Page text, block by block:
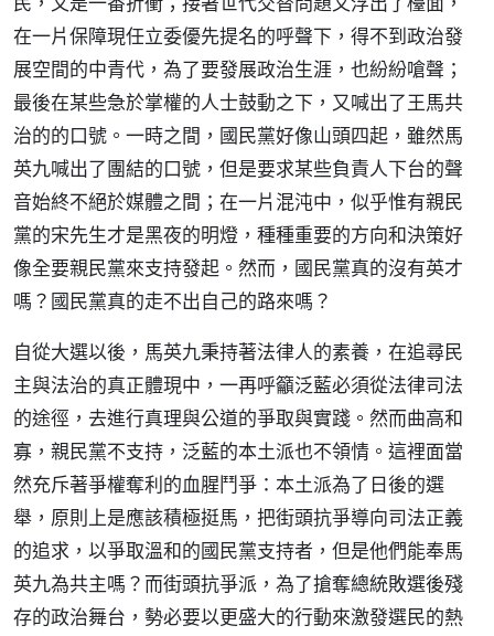
在一片保障現任立委優先提名的呼聲下，得不到政治發
展空間的中青代，為了要發展政治生涯，也紛紛嗆聲；
最後在某些急於掌權的人士鼓動之下，又喊出了王馬共
治的的口號。一時之間，國民黨好像山頭四起，雖然馬
英九喊出了團結的口號，但是要求某些負責人下台的聲
音始終不絕於媒體之間；在一片混沌中，似乎惟有親民
黨的宋先生才是黑夜的明燈，種種重要的方向和決策好
像全要親民黨來支持發起。然而，國民黨真的沒有英才
嗎？國民黨真的走不出自己的路來嗎？
自從大選以後，馬英九秉持著法律人的素養，在追尋民
主與法治的真正體現中，一再呼籲泛藍必須從法律司法
的途徑，去進行真理與公道的爭取與實踐。然而曲高和
寡，親民黨不支持，泛藍的本土派也不領情。這裡面當
然充斥著爭權奪利的血腥鬥爭：本土派為了日後的選
舉，原則上是應該積極挺馬，把街頭抗爭導向司法正義
的追求，以爭取溫和的國民黨支持者，但是他們能奉馬
英九為共主嗎？而街頭抗爭派，為了搶奪總統敗選後殘
存的政治舞台，勢必要以更盛大的行動來激發選民的熱